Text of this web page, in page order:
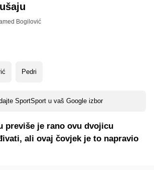
Bogilović
Pedri
SportSport u vaš Google izbor
previše je rano ovu dvojicu
ali ovaj čovjek je to napravio